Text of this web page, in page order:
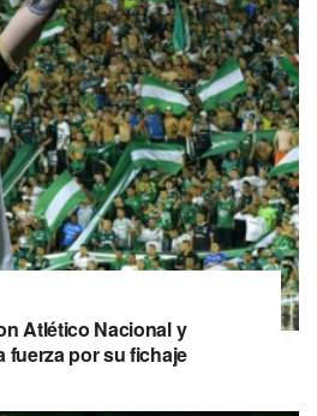
Atlético Nacional y
fuerza por su fichaje